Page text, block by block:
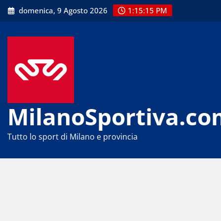
Skip
to
domenica, 9 Agosto 2026 1:15:16 PM
Tutto lo sport di Milano e provincia